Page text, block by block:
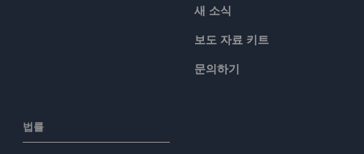
새 소식
보도 자료 키트
문의하기
법률